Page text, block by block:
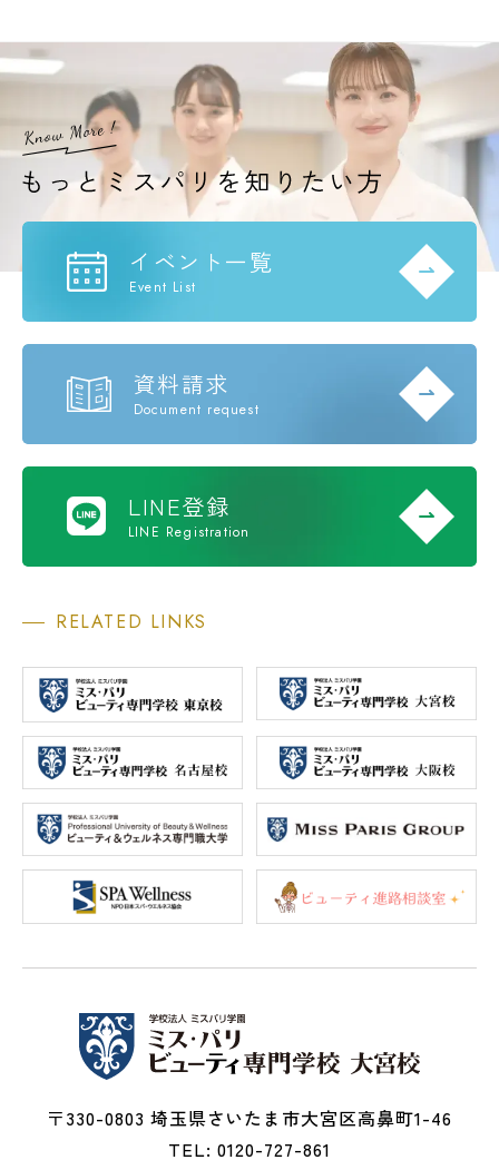
イベント一覧
Event List
資料請求
Document request
LINE登録
LINE Registration
RELATED LINKS
〒330-0803 埼玉県さいたま市大宮区高鼻町1-46
TEL: 0120-727-861